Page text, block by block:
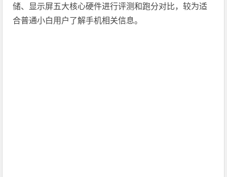
储、显示屏五大核心硬件进行评测和跑分对比，较为适
合普通小白用户了解手机相关信息。